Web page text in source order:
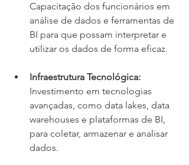
Capacitação dos funcionários em
análise de dados e ferramentas de
BI para que possam interpretar e
utilizar os dados de forma eficaz.
Infraestrutura Tecnológica:
Investimento em tecnologias
avançadas, como data lakes, data
warehouses e plataformas de BI,
para coletar, armazenar e analisar
dados.